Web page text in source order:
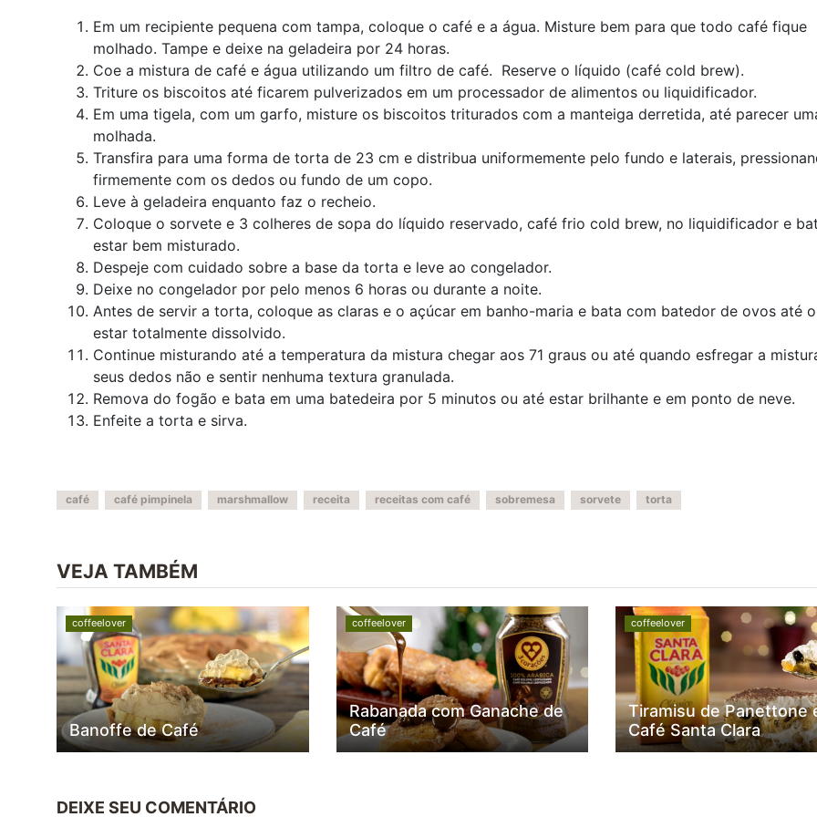
Em um recipiente pequena com tampa, coloque o café e a água. Misture bem para que todo café fique
molhado. Tampe e deixe na geladeira por 24 horas.
Coe a mistura de café e água utilizando um filtro de café. Reserve o líquido (café cold brew).
Triture os biscoitos até ficarem pulverizados em um processador de alimentos ou liquidificador.
Em uma tigela, com um garfo, misture os biscoitos triturados com a manteiga derretida, até parecer
molhada.
Transfira para uma forma de torta de 23 cm e distribua uniformemente pelo fundo e laterais,
firmemente com os dedos ou fundo de um copo.
Leve à geladeira enquanto faz o recheio.
Coloque o sorvete e 3 colheres de sopa do líquido reservado, café frio cold brew, no liquidificador e
estar bem misturado.
Despeje com cuidado sobre a base da torta e leve ao congelador.
Deixe no congelador por pelo menos 6 horas ou durante a noite.
Antes de servir a torta, coloque as claras e o açúcar em banho-maria e bata com batedor de ovos até
estar totalmente dissolvido.
Continue misturando até a temperatura da mistura chegar aos 71 graus ou até quando esfregar a
seus dedos não e sentir nenhuma textura granulada.
Remova do fogão e bata em uma batedeira por 5 minutos ou até estar brilhante e em ponto de neve.
Enfeite a torta e sirva.
café café pimpinela marshmallow receita receitas com café sobremesa sorvete torta
VEJA TAMBÉM
coffeelover
Banoffe de Café
coffeelover
Rabanada com Ganache de
Café
coffeelover
Tiramisu de Panettone
Café Santa Clara
DEIXE SEU COMENTÁRIO